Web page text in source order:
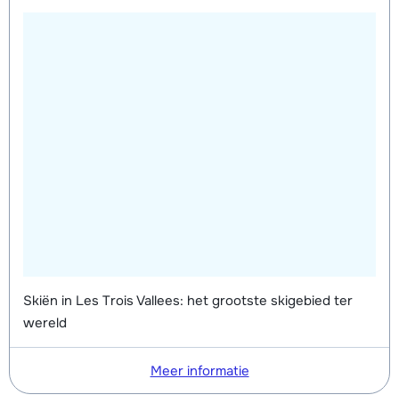
Skiën in Les Trois Vallees: het grootste skigebied ter
wereld
Meer informatie